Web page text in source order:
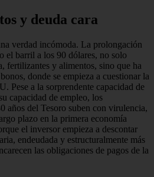
y deuda cara
verdad incómoda. La prolongación
el barril a los 90 dólares, no solo
fertilizantes y alimentos, sino que ha
donde se empieza a cuestionar la
Pese a la sorprendente capacidad de
capacidad de empleo, los
años del Tesoro suben con virulencia,
plazo en la primera economía
el inversor empieza a descontar
endeudada y estructuralmente más
las obligaciones de pagos de la